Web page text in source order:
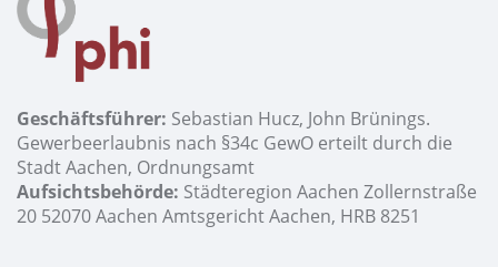
Geschäftsführer: Sebastian Hucz, John Brünings.
Gewerbeerlaubnis nach §34c GewO erteilt durch die
Stadt Aachen, Ordnungsamt
Aufsichtsbehörde: Städteregion Aachen Zollernstraße
20 52070 Aachen Amtsgericht Aachen, HRB 8251